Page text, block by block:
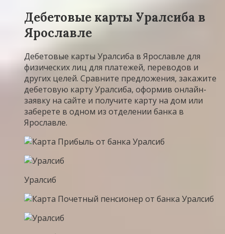
Дебетовые карты Уралсиба в
Ярославле
Дебетовые карты Уралсиба в Ярославле для
физических лиц для платежей, переводов и
других целей. Сравните предложения, закажите
дебетовую карту Уралсиба, оформив онлайн-
заявку на сайте и получите карту на дом или
заберете в одном из отделении банка в
Ярославле.
Уралсиб